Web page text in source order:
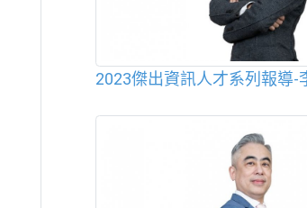
2023傑出資訊人才系列報導-